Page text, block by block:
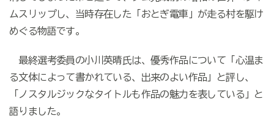
ムスリップし、当時存在した「おとぎ電車」が走る村を駆け
めぐる物語です。
最終選考委員の小川英晴氏は、優秀作品について「心温ま
る文体によって書かれている、出来のよい作品」と評し、
「ノスタルジックなタイトルも作品の魅力を表している」と
語りました。